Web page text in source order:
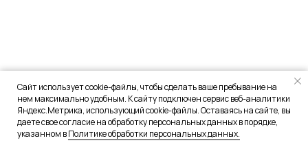
Сайт использует cookie-файлы, чтобы сделать ваше пребывание на
нем максимально удобным. К сайту подключен сервис веб-аналитики
Яндекс.Метрика, использующий cookie-файлы. Оставаясь на сайте, вы
даете свое согласие на обработку персональных данных в порядке,
указанном вПолитике обработки персональных данных.